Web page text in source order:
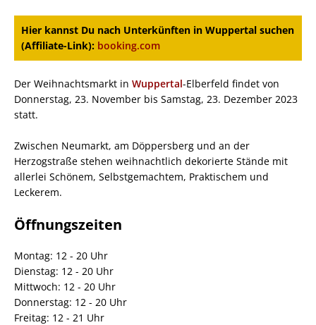
Hier kannst Du nach Unterkünften in Wuppertal suchen
(Affiliate-Link): booking.com
Der Weihnachtsmarkt in Wuppertal-Elberfeld findet von
Donnerstag, 23. November bis Samstag, 23. Dezember 2023
statt.
Zwischen Neumarkt, am Döppersberg und an der
Herzogstraße stehen weihnachtlich dekorierte Stände mit
allerlei Schönem, Selbstgemachtem, Praktischem und
Leckerem.
Öffnungszeiten
Montag: 12 - 20 Uhr
Dienstag: 12 - 20 Uhr
Mittwoch: 12 - 20 Uhr
Donnerstag: 12 - 20 Uhr
Freitag: 12 - 21 Uhr